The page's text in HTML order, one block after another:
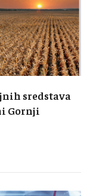
sredstava
Gornji